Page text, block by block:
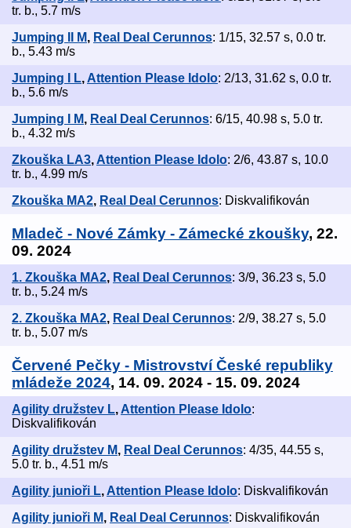
tr. b., 5.7 m/s
Jumping II M, Real Deal Cerunnos: 1/15, 32.57 s, 0.0 tr.
b., 5.43 m/s
Jumping I L, Attention Please Idolo: 2/13, 31.62 s, 0.0 tr.
b., 5.6 m/s
Jumping I M, Real Deal Cerunnos: 6/15, 40.98 s, 5.0 tr.
b., 4.32 m/s
Zkouška LA3, Attention Please Idolo: 2/6, 43.87 s, 10.0
tr. b., 4.99 m/s
Zkouška MA2, Real Deal Cerunnos: Diskvalifikován
Mladeč - Nové Zámky - Zámecké zkoušky, 22.
09. 2024
1. Zkouška MA2, Real Deal Cerunnos: 3/9, 36.23 s, 5.0
tr. b., 5.24 m/s
2. Zkouška MA2, Real Deal Cerunnos: 2/9, 38.27 s, 5.0
tr. b., 5.07 m/s
Červené Pečky - Mistrovství České republiky
mládeže 2024, 14. 09. 2024 - 15. 09. 2024
Agility družstev L, Attention Please Idolo:
Diskvalifikován
Agility družstev M, Real Deal Cerunnos: 4/35, 44.55 s,
5.0 tr. b., 4.51 m/s
Agility junioři L, Attention Please Idolo: Diskvalifikován
Agility junioři M, Real Deal Cerunnos: Diskvalifikován